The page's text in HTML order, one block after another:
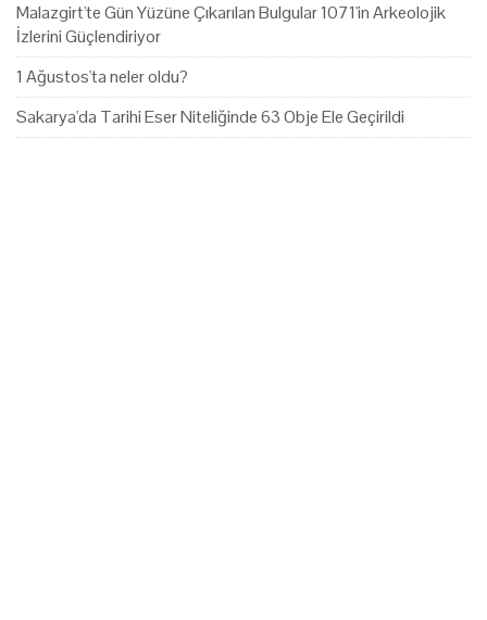
Malazgirt'te Gün Yüzüne Çıkarılan Bulgular 1071'in Arkeolojik
İzlerini Güçlendiriyor
1 Ağustos'ta neler oldu?
Sakarya'da Tarihi Eser Niteliğinde 63 Obje Ele Geçirildi